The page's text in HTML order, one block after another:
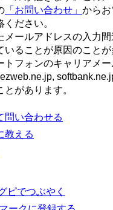
「お問い合わせ」 から
ださい。
メールアドレスの入力
ることが原因のことが
トフォンのキャリアメー
ezweb.ne.jp,
があります。
問い合わせる
教える
ピでつぶやく